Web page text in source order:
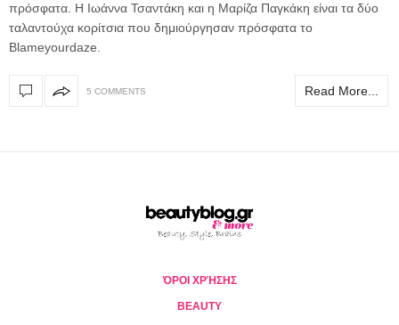
πρόσφατα. Η Ιωάννα Τσαντάκη και η Μαρίζα Παγκάκη είναι τα δύο
ταλαντούχα κορίτσια που δημιούργησαν πρόσφατα τo
Blameyourdaze.
5 COMMENTS Read More...
ΌΡΟΙ ΧΡΉΣΗΣ
BEAUTY